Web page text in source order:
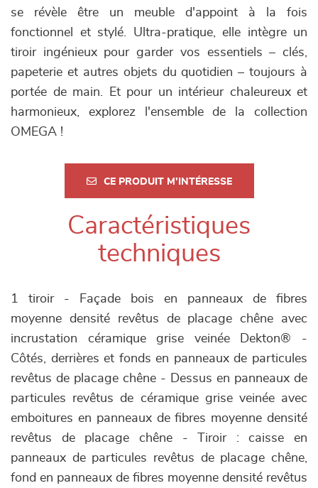
se révèle être un meuble d'appoint à la fois
fonctionnel et stylé. Ultra-pratique, elle intègre un
tiroir ingénieux pour garder vos essentiels – clés,
papeterie et autres objets du quotidien – toujours à
portée de main. Et pour un intérieur chaleureux et
harmonieux, explorez l'ensemble de la collection
OMEGA !
CE PRODUIT M'INTÉRESSE
Caractéristiques
techniques
1 tiroir - Façade bois en panneaux de fibres
moyenne densité revêtus de placage chêne avec
incrustation céramique grise veinée Dekton® -
Côtés, derrières et fonds en panneaux de particules
revêtus de placage chêne - Dessus en panneaux de
particules revêtus de céramique grise veinée avec
emboitures en panneaux de fibres moyenne densité
revêtus de placage chêne - Tiroir : caisse en
panneaux de particules revêtus de placage chêne,
fond en panneaux de fibres moyenne densité revêtus